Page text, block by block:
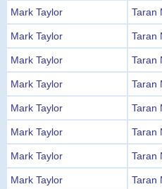
Mark Taylor
Taran
Mark Taylor
Taran
Mark Taylor
Taran
Mark Taylor
Taran
Mark Taylor
Taran
Mark Taylor
Taran
Mark Taylor
Taran
Mark Taylor
Taran